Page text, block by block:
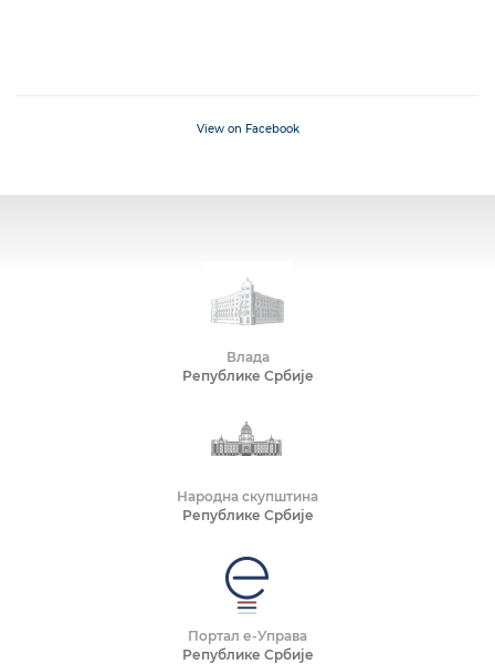
View on Facebook
Влада
Републике Србије
Народна скупштина
Републике Србије
Портал е-Управа
Републике Србије